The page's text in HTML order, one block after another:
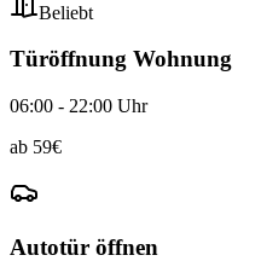
Beliebt
Türöffnung Wohnung
06:00 - 22:00 Uhr
ab 59€
Autotür öffnen